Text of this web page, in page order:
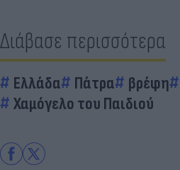
Διάβασε περισσότερα
Ελλάδα Πάτρα βρέφη
Χαμόγελο του Παιδιού